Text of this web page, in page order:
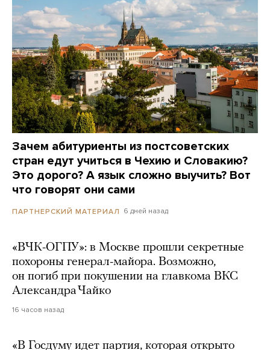
Зачем абитуриенты из постсоветских
стран едут учиться в Чехию и Словакию?
Это дорого? А язык сложно выучить? Вот
что говорят они сами
ПАРТНЕРСКИЙ МАТЕРИАЛ 6 дней назад
«ВЧК-ОГПУ»: в Москве прошли секретные
похороны генерал-майора. Возможно,
он погиб при покушении на главкома ВКС
Александра Чайко
16 часов назад
«В Госдуму идет партия, которая открыто